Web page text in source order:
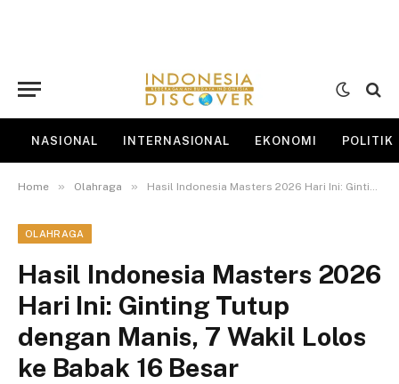
NASIONAL INTERNASIONAL EKONOMI POLITIK
Home » Olahraga » Hasil Indonesia Masters 2026 Hari Ini: Ginting Tutup dengan Manis, 7 Wakil Lolos ke Babak 16 Besar
OLAHRAGA
Hasil Indonesia Masters 2026
Hari Ini: Ginting Tutup
dengan Manis, 7 Wakil Lolos
ke Babak 16 Besar